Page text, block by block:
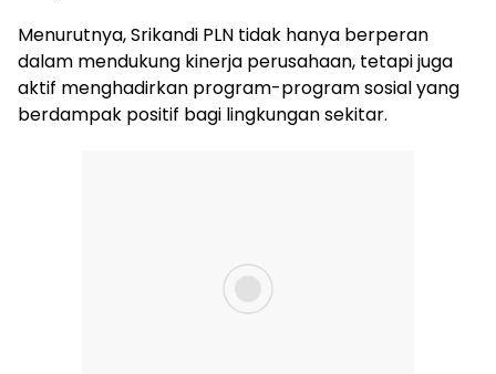
Menurutnya, Srikandi PLN tidak hanya berperan
dalam mendukung kinerja perusahaan, tetapi juga
aktif menghadirkan program-program sosial yang
berdampak positif bagi lingkungan sekitar.